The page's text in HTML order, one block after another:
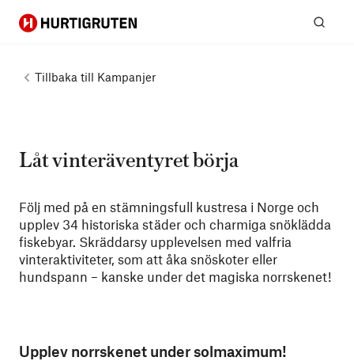
Hurtigruten
Tillbaka till Kampanjer
Låt vinteräventyret börja
Följ med på en stämningsfull kustresa i Norge och
upplev 34 historiska städer och charmiga snöklädda
fiskebyar. Skräddarsy upplevelsen med valfria
vinteraktiviteter, som att åka snöskoter eller
hundspann – kanske under det magiska norrskenet!
Upplev norrskenet under solmaximum!